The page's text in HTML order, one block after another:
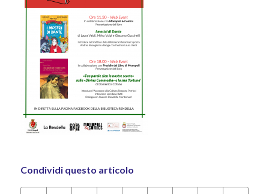
Condividi questo articolo